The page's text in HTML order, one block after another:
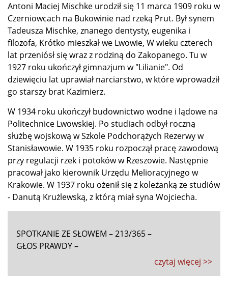
Antoni Maciej Mischke urodził się 11 marca 1909 roku w
Czerniowcach na Bukowinie nad rzeką Prut. Był synem
Tadeusza Mischke, znanego dentysty, eugenika i
filozofa, Krótko mieszkał we Lwowie, W wieku czterech
lat przeniósł się wraz z rodziną do Zakopanego. Tu w
1927 roku ukończył gimnazjum w "Lilianie". Od
dziewięciu lat uprawiał narciarstwo, w które wprowadził
go starszy brat Kazimierz.
W 1934 roku ukończył budownictwo wodne i lądowe na
Politechnice Lwowskiej. Po studiach odbył roczną
służbę wojskową w Szkole Podchorążych Rezerwy w
Stanisławowie. W 1935 roku rozpoczął pracę zawodową
przy regulacji rzek i potoków w Rzeszowie. Następnie
pracował jako kierownik Urzędu Melioracyjnego w
Krakowie. W 1937 roku ożenił się z koleżanką ze studiów
- Danutą Krużlewską, z którą miał syna Wojciecha.
SPOTKANIE ZE SŁOWEM – 213/365 –
GŁOS PRAWDY –
czytaj więcej >>